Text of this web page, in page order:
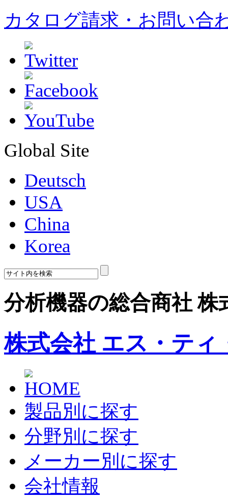
カタログ請求・お問い合
Global Site
Deutsch
USA
China
Korea
分析機器の総合商社
株式会社 エス・ティ
製品別に探す
分野別に探す
メーカー別に探す
会社情報